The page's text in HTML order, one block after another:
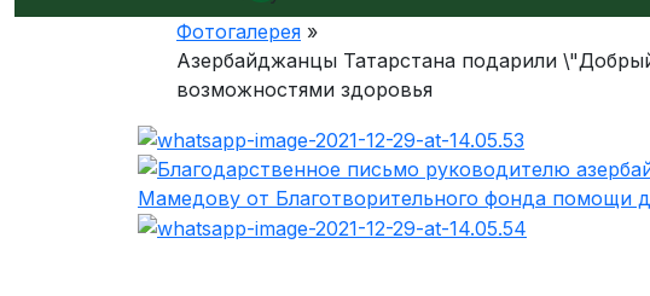
Фотогалерея »
Азербайджанцы Татарстана подарили
возможностями здоровья